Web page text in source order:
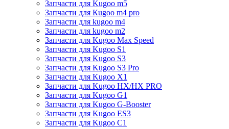
Запчасти для Kugoo m5
Запчасти для Кugoo m4 pro
Запчасти для kugoo m4
Запчасти для kugoo m2
Запчасти для Kugoo Max Speed
Запчасти для Kugoo S1
Запчасти для Kugoo S3
Запчасти для Kugoo S3 Pro
Запчасти для Kugoo X1
Запчасти для Kugoo HX/HX PRO
Запчасти для Kugoo G1
Запчасти для Kugoo G-Booster
Запчасти для Kugoo ES3
Запчасти для Kugoo C1